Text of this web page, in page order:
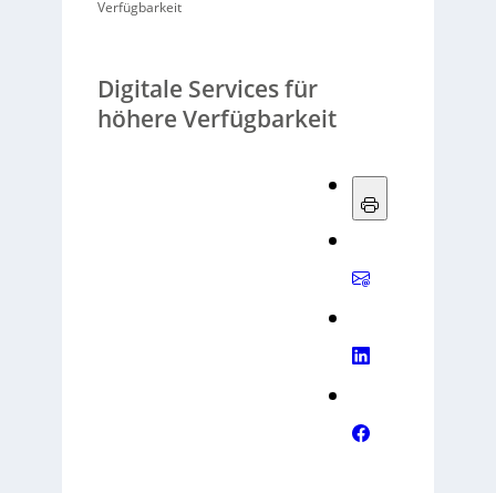
Verfügbarkeit
Digitale Services für
höhere Verfügbarkeit